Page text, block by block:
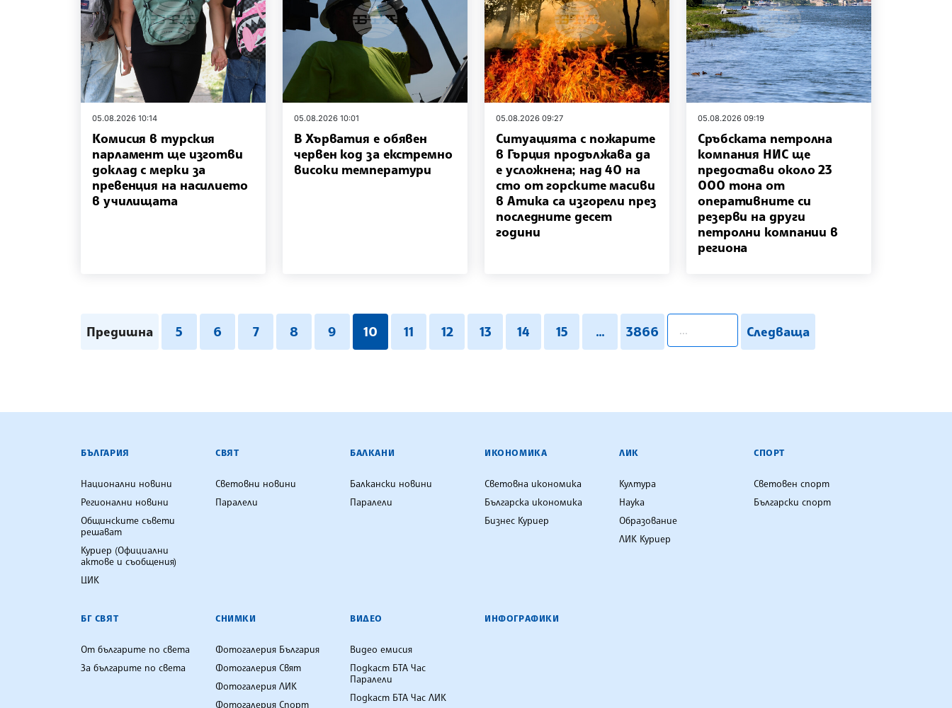
05.08.2026 10:14
Комисия в турския
парламент ще изготви
доклад с мерки за
превенция на насилието
в училищата
05.08.2026 10:01
В Хърватия е обявен
червен код за екстремно
високи температури
05.08.2026 09:27
Ситуацията с пожарите
в Гърция продължава да
е усложнена; над 40 на
сто от горските масиви
в Атика са изгорели през
последните десет
години
05.08.2026 09:19
Сръбската петролна
компания НИС ще
предостави около 23
000 тона от
оперативните си
резерви на други
петролни компании в
региона
Предишна 5 6 7 8 9 10 11 12 13 14 15 ... 3866
pagination.search
Следваща
БЪЛГАРСКА ТЕЛЕГРАФНА АГЕНЦИЯ
БЪЛГАРИЯ
Национални новини
Регионални новини
Общинските съвети
решават
Куриер (Официални
актове и съобщения)
ЦИК
СВЯТ
Световни новини
Паралели
БАЛКАНИ
Балкански новини
Паралели
ИКОНОМИКА
Световна икономика
Българска икономика
Бизнес Куриер
ЛИК
Култура
Наука
Образование
ЛИК Куриер
СПОРТ
Световен спорт
Български спорт
БГ СВЯТ
От българите по света
За българите по света
СНИМКИ
Фотогалерия България
Фотогалерия Свят
Фотогалерия ЛИК
Фотогалерия Спорт
ВИДЕО
Видео емисия
Подкаст БТА Час
Паралели
Подкаст БТА Час ЛИК
ИНФОГРАФИКИ